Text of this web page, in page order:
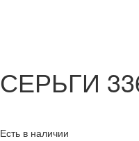
СЕРЬГИ
Есть в наличии